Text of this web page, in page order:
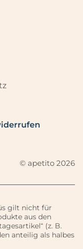
© apetito 2026
gilt nicht für
aus den
(z. B.
anteilig als halbes